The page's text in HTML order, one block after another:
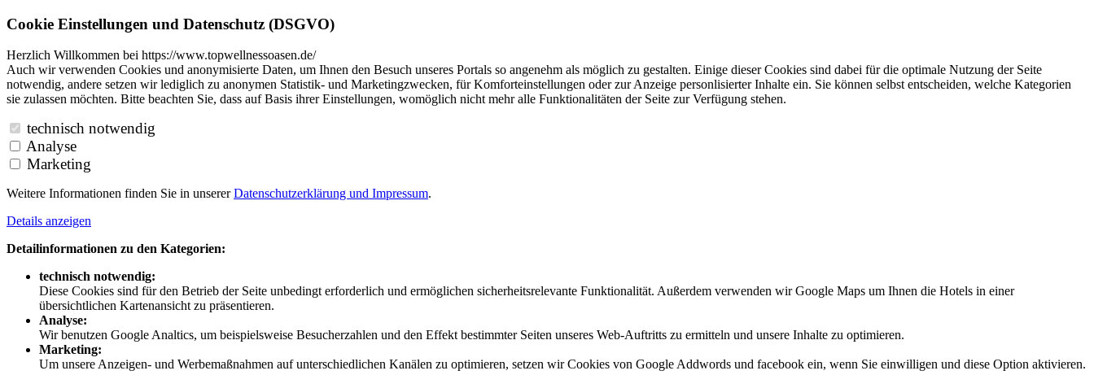
Cookie Einstellungen und Datenschutz (DSGVO)
Herzlich Willkommen bei https://www.topwellnessoasen.de/
Auch wir verwenden Cookies und anonymisierte Daten, um Ihnen den Besuch unseres Portals so angenehm als möglich zu gestalten. Einige dieser Cookies sind dabei für die optimale Nutzung der Seite
notwendig, andere setzen wir lediglich zu anonymen Statistik- und Marketingzwecken, für Komforteinstellungen oder zur Anzeige personlisierter Inhalte ein. Sie können selbst entscheiden, welche Kategorien
sie zulassen möchten. Bitte beachten Sie, dass auf Basis ihrer Einstellungen, womöglich nicht mehr alle Funktionalitäten der Seite zur Verfügung stehen.
technisch notwendig
Analyse
Marketing
Weitere Informationen finden Sie in unsererDatenschutzerklärung und Impressum.
Details anzeigen
Detailinformationen zu den Kategorien:
technisch notwendig:
Diese Cookies sind für den Betrieb der Seite unbedingt erforderlich und ermöglichen sicherheitsrelevante Funktionalität. Außerdem verwenden wir Google Maps um Ihnen die Hotels in einer
übersichtlichen Kartenansicht zu präsentieren.
Analyse:
Wir benutzen Google Analtics, um beispielsweise Besucherzahlen und den Effekt bestimmter Seiten unseres Web-Auftritts zu ermitteln und unsere Inhalte zu optimieren.
Marketing:
Um unsere Anzeigen- und Werbemaßnahmen auf unterschiedlichen Kanälen zu optimieren, setzen wir Cookies von Google Addwords und facebook ein, wenn Sie einwilligen und diese Option aktivieren.